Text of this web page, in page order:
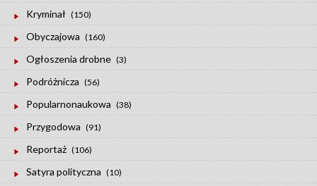
Kryminał (150)
Obyczajowa (160)
Ogłoszenia drobne (3)
Podróżnicza (56)
Popularnonaukowa (38)
Przygodowa (91)
Reportaż (106)
Satyra polityczna (10)